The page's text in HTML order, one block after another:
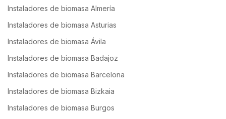
Instaladores de biomasa Almería
Instaladores de biomasa Asturias
Instaladores de biomasa Ávila
Instaladores de biomasa Badajoz
Instaladores de biomasa Barcelona
Instaladores de biomasa Bizkaia
Instaladores de biomasa Burgos